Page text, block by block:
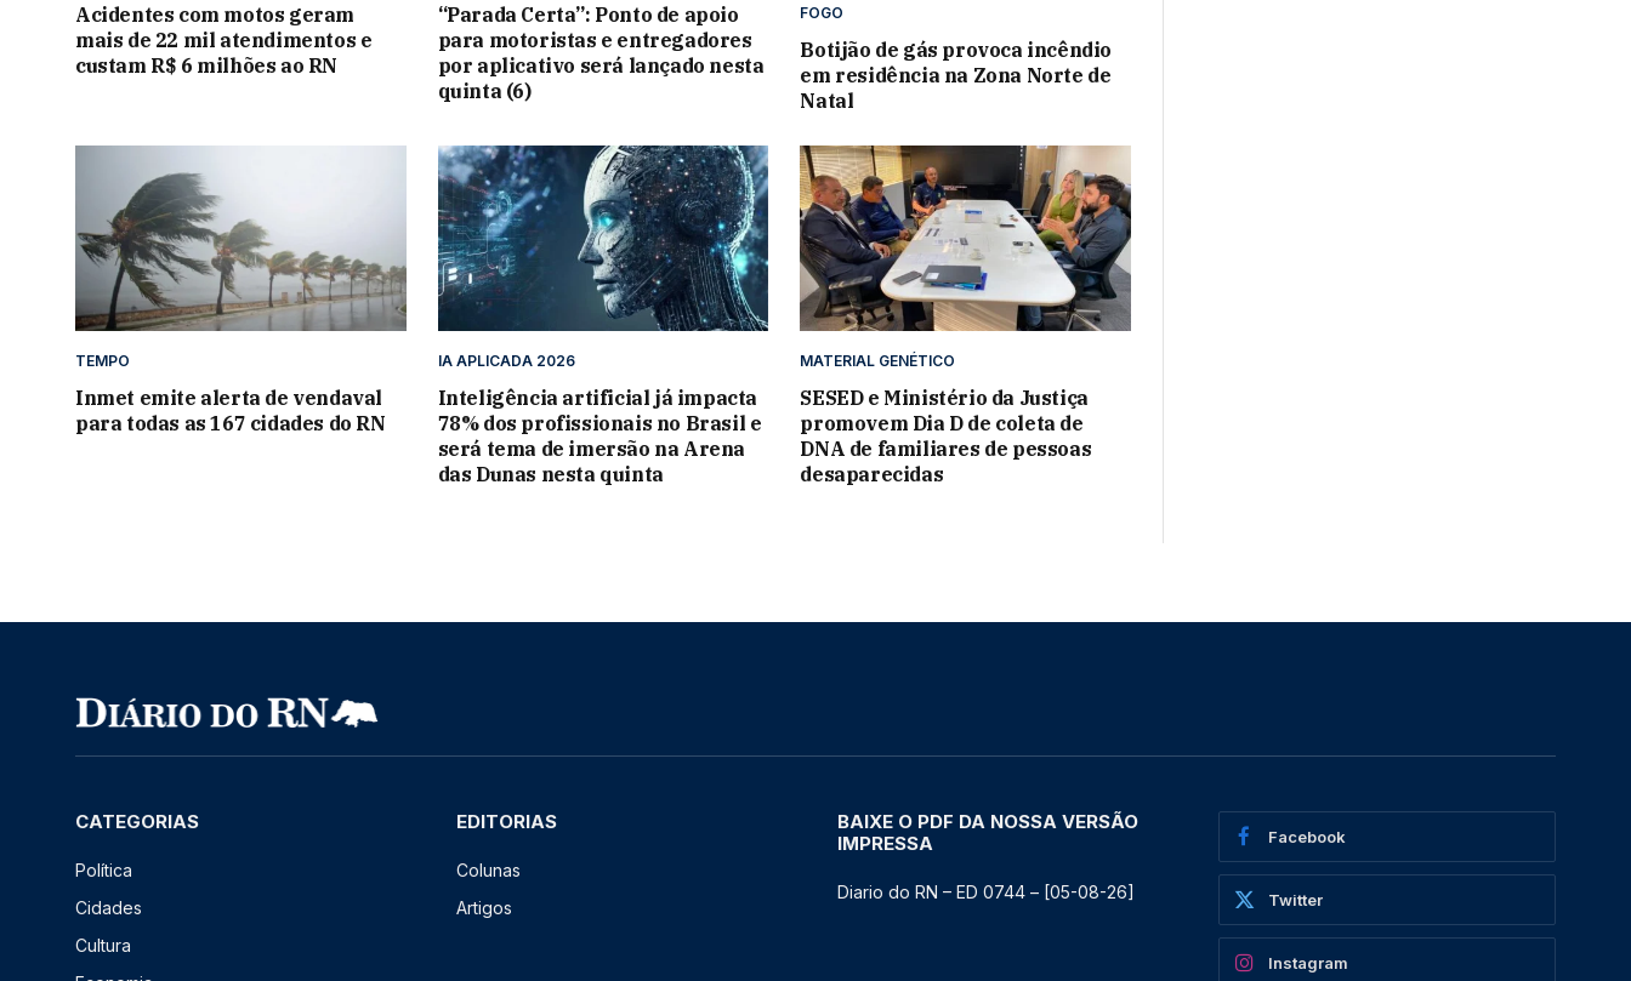
Acidentes com motos geram
mais de 22 mil atendimentos e
custam R$ 6 milhões ao RN
“Parada Certa”: Ponto de apoio
para motoristas e entregadores
por aplicativo será lançado nesta
quinta (6)
FOGO
Botijão de gás provoca incêndio
em residência na Zona Norte de
Natal
TEMPO
Inmet emite alerta de vendaval
para todas as 167 cidades do RN
IA APLICADA 2026
Inteligência artificial já impacta
78% dos profissionais no Brasil e
será tema de imersão na Arena
das Dunas nesta quinta
MATERIAL GENÉTICO
SESED e Ministério da Justiça
promovem Dia D de coleta de
DNA de familiares de pessoas
desaparecidas
CATEGORIAS
Política
Cidades
Cultura
EDITORIAS
Colunas
Artigos
BAIXE O PDF DA NOSSA VERSÃO
IMPRESSA
Diario do RN – ED 0744 – [05-08-26]
Facebook
Twitter
Instagram